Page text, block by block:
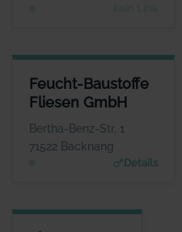
Feucht-Baustoffe
Fliesen GmbH
Bertha-Benz-Str. 1
71522 Backnang
Details
FEUCHT-BAUSTOFFE
Herr Volker
www.feucht-